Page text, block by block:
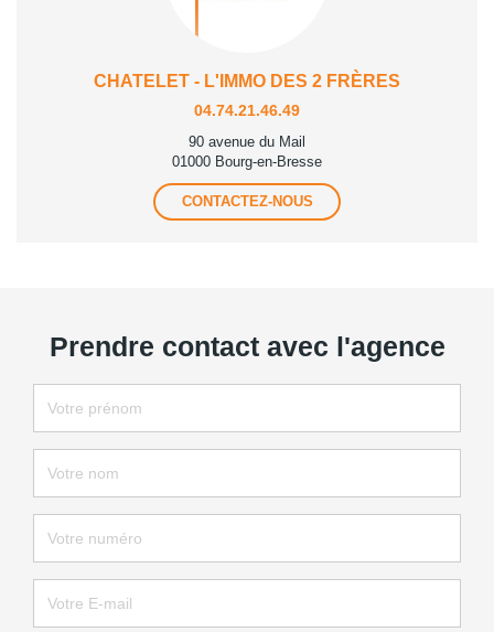
CHATELET - L'IMMO DES 2 FRÈRES
04.74.21.46.49
90 avenue du Mail
01000 Bourg-en-Bresse
CONTACTEZ-NOUS
Prendre contact avec l'agence